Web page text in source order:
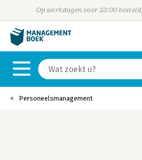
Op werkdagen voor 23:00
Personeelsmanagement